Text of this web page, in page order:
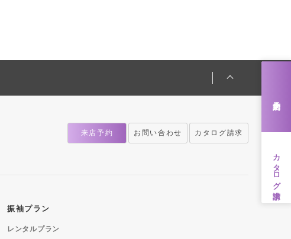
カタログ請求
来店予約 お問い合わせ カタログ請求
振袖プラン
レンタルプラン